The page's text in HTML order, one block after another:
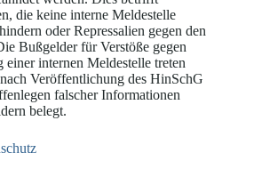
die keine interne Meldestelle
oder Repressalien gegen den
Bußgelder für Verstöße gegen
internen Meldestelle treten
Veröffentlichung des HinSchG
falscher Informationen
belegt.